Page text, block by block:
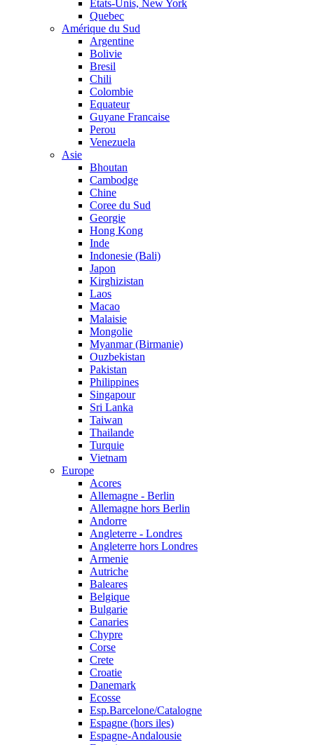
Etats-Unis, New York
Quebec
Amérique du Sud
Argentine
Bolivie
Bresil
Chili
Colombie
Equateur
Guyane Francaise
Perou
Venezuela
Asie
Bhoutan
Cambodge
Chine
Coree du Sud
Georgie
Hong Kong
Inde
Indonesie (Bali)
Japon
Kirghizistan
Laos
Macao
Malaisie
Mongolie
Myanmar (Birmanie)
Ouzbekistan
Pakistan
Philippines
Singapour
Sri Lanka
Taiwan
Thailande
Turquie
Vietnam
Europe
Acores
Allemagne - Berlin
Allemagne hors Berlin
Andorre
Angleterre - Londres
Angleterre hors Londres
Armenie
Autriche
Baleares
Belgique
Bulgarie
Canaries
Chypre
Corse
Crete
Croatie
Danemark
Ecosse
Esp.Barcelone/Catalogne
Espagne (hors iles)
Espagne-Andalousie